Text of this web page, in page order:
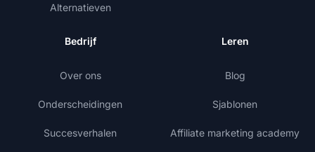
Alternatieven
Bedrijf
Over ons
Onderscheidingen
Succesverhalen
Leren
Blog
Sjablonen
Affiliate marketing academy